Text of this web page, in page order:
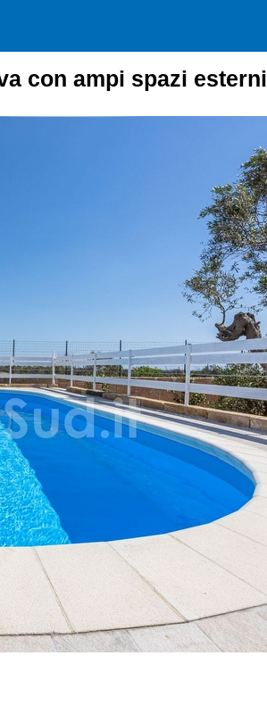
con ampi spazi esterni